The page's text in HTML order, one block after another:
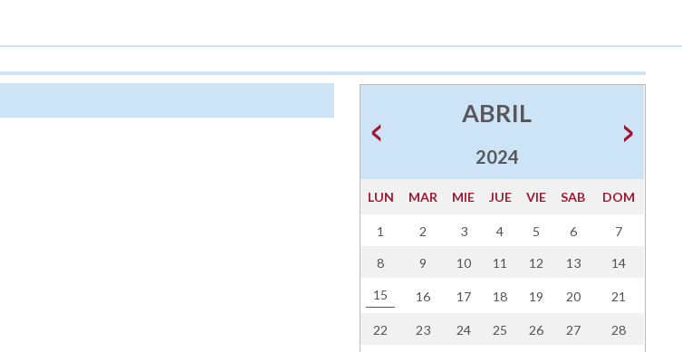
ABRIL
2024
LUN MAR MIE JUE VIE SAB DOM
1 2 3 4 5 6 7
8 9 10 11 12 13 14
15 16 17 18 19 20 21
22 23 24 25 26 27 28